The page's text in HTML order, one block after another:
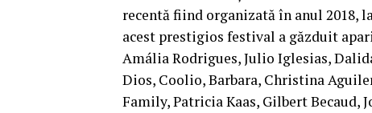
recentă fiind organizată în anul 2018,
acest prestigios festival a găzduit
Amália Rodrigues, Julio Iglesias,
Dios, Coolio, Barbara, Christina
Family, Patricia Kaas, Gilbert Becaud,